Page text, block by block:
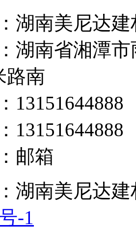
湖南美尼达
湖南省湘潭
路南
13151644888
13151644888
邮箱
：湖南美尼
-1